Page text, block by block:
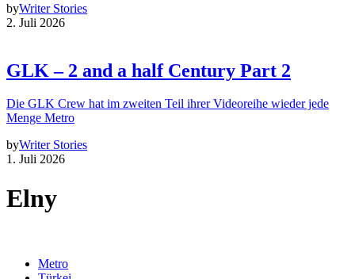
byWriter Stories
2. Juli 2026
GLK – 2 and a half Century Part 2
Die GLK Crew hat im zweiten Teil ihrer Videoreihe wieder jede
Menge Metro
byWriter Stories
1. Juli 2026
Elny
Metro